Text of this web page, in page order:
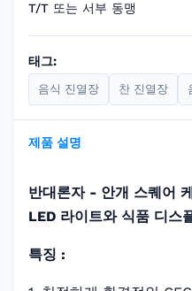
T/T 또는 서부 동맹
태그:
음식 진열장 찬 진열장
제품 설명
반대론자 - 안개 스퀘어
LED 라이트와 식품 디스
특징 :